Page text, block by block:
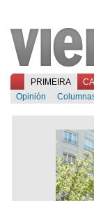
PRIMEIRA
Opinión